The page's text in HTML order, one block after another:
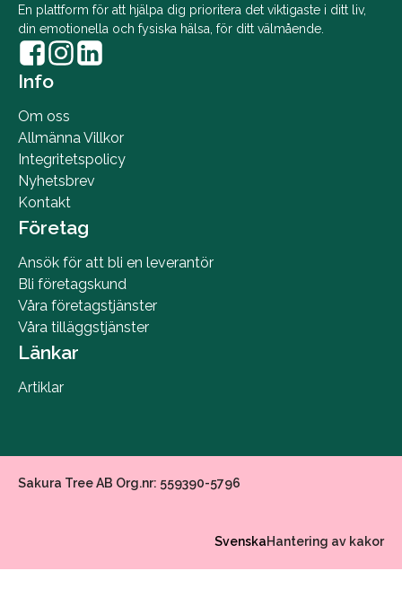
En plattform för att hjälpa dig prioritera det viktigaste i ditt liv,
din emotionella och fysiska hälsa, för ditt välmående.
Info
Om oss
Allmänna Villkor
Integritetspolicy
Nyhetsbrev
Kontakt
Företag
Ansök för att bli en leverantör
Bli företagskund
Våra företagstjänster
Våra tilläggstjänster
Länkar
Artiklar
Sakura Tree AB Org.nr: 559390-5796
SvenskaHantering av kakor